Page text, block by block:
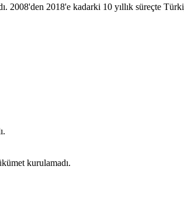
2008'den 2018'e kadarki 10 yıllık süreçte
kurulamadı.